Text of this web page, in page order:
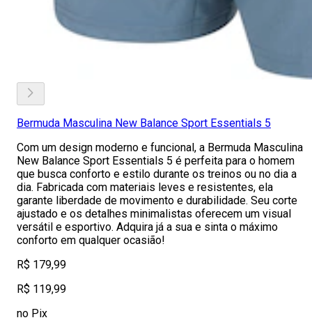
Bermuda Masculina New Balance Sport Essentials 5
Com um design moderno e funcional, a Bermuda Masculina
New Balance Sport Essentials 5 é perfeita para o homem
que busca conforto e estilo durante os treinos ou no dia a
dia. Fabricada com materiais leves e resistentes, ela
garante liberdade de movimento e durabilidade. Seu corte
ajustado e os detalhes minimalistas oferecem um visual
versátil e esportivo. Adquira já a sua e sinta o máximo
conforto em qualquer ocasião!
R$ 179,99
R$ 119,99
no Pix